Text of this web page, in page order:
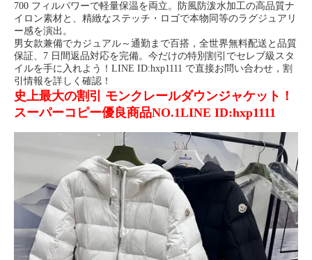
700 フィルパワーで軽量保温を両立。防風防泼水加工の高品質ナ
イロン素材と、精緻なステッチ・ロゴで本物同等のラグジュアリ
ー感を演出。
男女款兼備でカジュアル～通勤まで百搭，全世界無料配送と品質
保証、7 日間返品対応を完備。今だけの特別割引でセレブ級スタ
イルを手に入れよう！LINE ID:hxp1111 で直接お問い合わせ，割
引情報を詳しく確認！
史上最大の割引 モンクレールダウンジャケット！
スーパーコピー優良商品NO.1LINE ID:hxp1111